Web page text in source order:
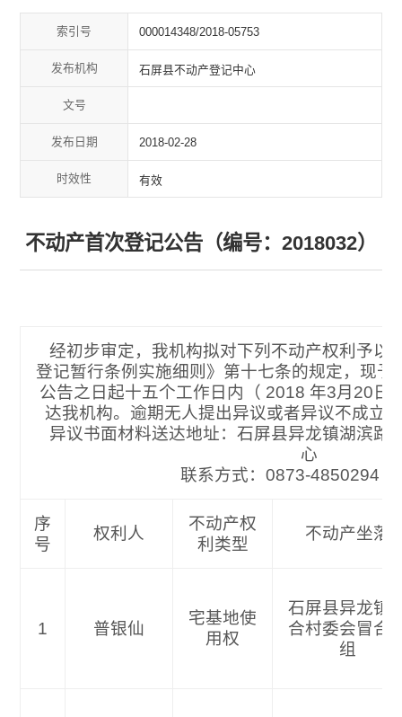
索引号 000014348/2018-05753
发布机构 石屏县不动产登记中心
文号
发布日期 2018-02-28
时效性 有效
不动产首次登记公告（编号：2018032）
经初步审定，我机构拟对下列不动产权利予以
登记暂行条例实施细则》第十七条的规定，现
公告之日起十五个工作日内（ 2018 年3月20日
达我机构。逾期无人提出异议或者异议不成立
异议书面材料送达地址：石屏县异龙镇湖滨路
心
联系方式：0873-
序
号
权利人
不动产权
利类型
不动产坐落
1 普银仙
宅基地使
用权
石屏县异龙镇
合村委会冒合
组